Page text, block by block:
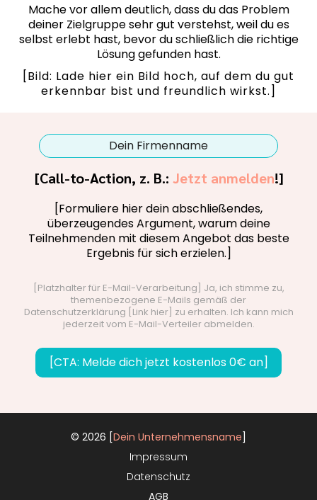
Mache vor allem deutlich, dass du das Problem
deiner Zielgruppe sehr gut verstehst, weil du es
selbst erlebt hast, bevor du schließlich die richtige
Lösung gefunden hast.
[Bild: Lade hier ein Bild hoch, auf dem du gut
erkennbar bist und freundlich wirkst.]
Dein Firmenname
[Call-to-Action, z. B.: Jetzt anmelden!]
[Formuliere hier dein abschließendes,
überzeugendes Argument, warum deine
Teilnehmenden mit diesem Angebot das beste
Ergebnis für sich erzielen.]
[Platzhalter für E-Mail-Verarbeitung] Ja, ich stimme zu,
themenbezogene E-Mails gemäß der
Datenschutzerklärung [Link hier] zu erhalten. Ich kann mich
jederzeit vom E-Mail-Verteiler abmelden.
[CTA: Melde dich jetzt kostenlos 0€ an]
© 2026 [Dein Unternehmensname]
Impressum
Datenschutz
AGB